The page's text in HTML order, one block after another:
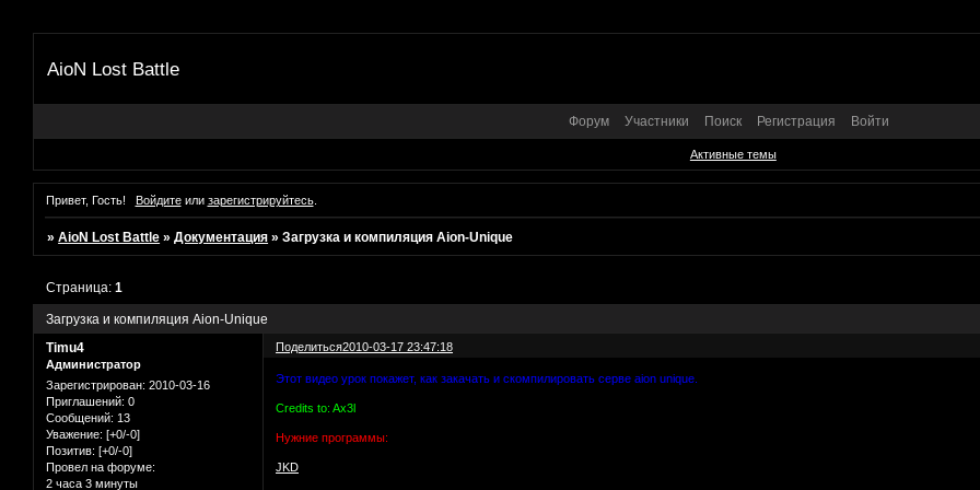
AioN Lost Battle
Форум Участники Поиск Регистрация Войти
Активные темы
Привет, Гость! Войдитеили зарегистрируйтесь.
»AioN Lost Battle »Документация »Загрузка и компиляция Aion-Unique
Загрузка и компиляция Aion-Unique
Страница:1
Поделиться2010-03-17 23:47:18
Timu4
Администратор
Зарегистрирован: 2010-03-16
Приглашений: 0
Сообщений: 13
Уважение: [+0/-0]
Позитив: [+0/-0]
Провел на форуме:
2 часа 3 минуты
Этот видео урок покажет, как закачать и скомпилировать серве aion unique.
Credits to: Ax3l
Нужние программы:
JKD